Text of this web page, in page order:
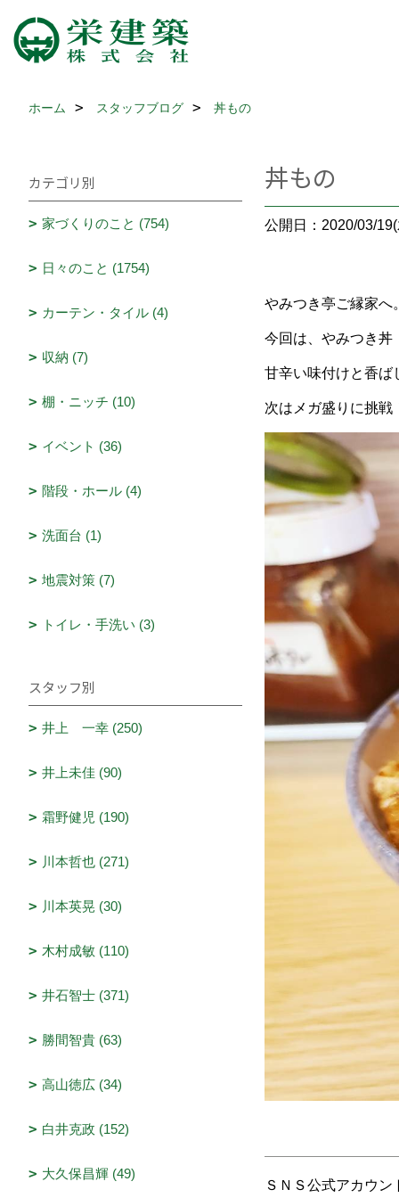
ホーム スタッフブログ 丼もの
丼もの
公開日：2020/03/
やみつき亭ご縁家へ
今回は、やみつき丼
甘辛い味付けと香ば
次はメガ盛りに挑戦
ＳＮＳ公式アカウン
カテゴリ別
家づくりのこと (754)
日々のこと (1754)
カーテン・タイル (4)
収納 (7)
棚・ニッチ (10)
イベント (36)
階段・ホール (4)
洗面台 (1)
地震対策 (7)
トイレ・手洗い (3)
スタッフ別
井上 一幸 (250)
井上未佳 (90)
霜野健児 (190)
川本哲也 (271)
川本英晃 (30)
木村成敏 (110)
井石智士 (371)
勝間智貴 (63)
高山徳広 (34)
白井克政 (152)
大久保昌輝 (49)